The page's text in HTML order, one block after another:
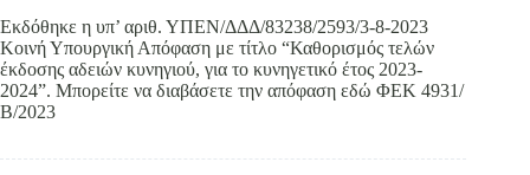
Εκδόθηκε η υπ’ αριθ. ΥΠΕΝ/ΔΔΔ/83238/2593/3-8-2023
Κοινή Υπουργική Απόφαση με τίτλο “Καθορισμός τελών
έκδοσης αδειών κυνηγιού, για το κυνηγετικό έτος 2023-
2024”. Μπορείτε να διαβάσετε την απόφαση εδώ ΦΕΚ 4931/
Β/2023